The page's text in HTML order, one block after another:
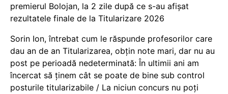
premierul Bolojan, la 2 zile după ce s-au afișat
rezultatele finale de la Titularizare 2026
Sorin Ion, întrebat cum le răspunde profesorilor care
dau an de an Titularizarea, obțin note mari, dar nu au
post pe perioadă nedeterminată: În ultimii ani am
încercat să ținem cât se poate de bine sub control
posturile titularizabile / La niciun concurs nu poți